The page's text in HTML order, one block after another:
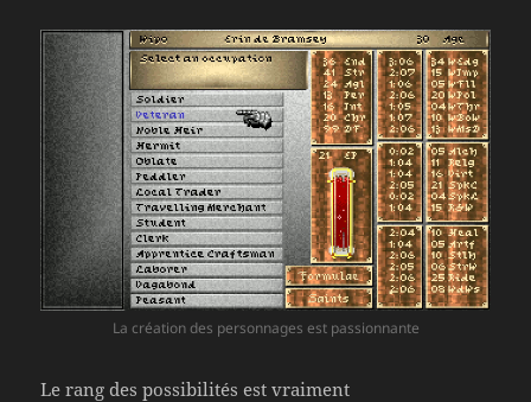
La création des personnages est passionnante
Le rang des possibilités est vraiment